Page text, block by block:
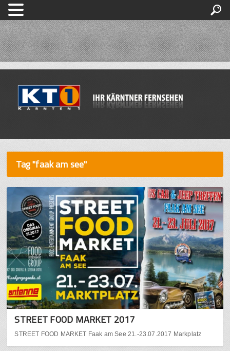
Tag "faak am see"
STREET FOOD MARKET 2017
STREET FOOD MARKET Faak am See 21.-23.07.2017 Markplatz